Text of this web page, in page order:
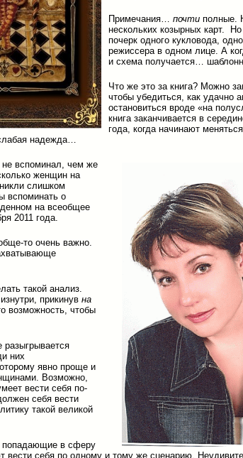
Примечания… почти полные.
нескольких козырных карт.
почерк одного кукловода,
режиссера в одном лице. А
и схема получается…
Что же это за книга? Можно
чтобы убедиться, как удачно
остановиться вроде «на
книга заканчивается в
года, когда начинают
надежда…
не вспоминал, чем же
женщин на
слишком
вспоминать о
на всеобщее
2011 года.
то очень важно.
такой анализ.
прикинув на
возможность, чтобы
разыгрывается
них
явно проще и
Возможно,
вести себя по-
себя вести
такой великой
попадающие в сферу
вести себя по одному и тому же сценарию.